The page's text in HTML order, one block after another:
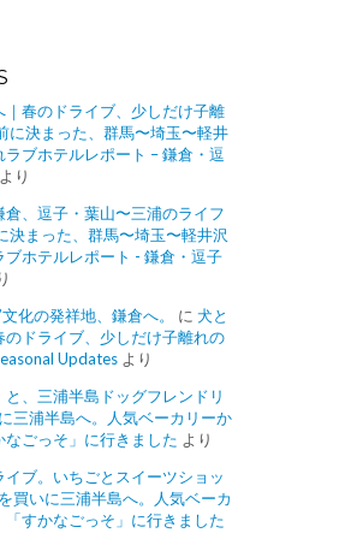
春のドライブ、少しだけ子離
に決まった、群馬〜埼玉〜軽井
ブホテルレポート – 鎌倉・逗
より
、逗子・葉山〜三浦のライフ
決まった、群馬〜埼玉〜軽井沢
ホテルレポート - 鎌倉・逗子
化の発祥地、鎌倉へ。
に 犬と
ドライブ、少しだけ子離れの
Updates より
、三浦半島ドッグフレンドリ
三浦半島へ。人気ベーカリーか
なごっそ」に行きました より
ブ。いちごとスイーツショッ
買いに三浦半島へ。人気ベーカ
「すかなごっそ」に行きました